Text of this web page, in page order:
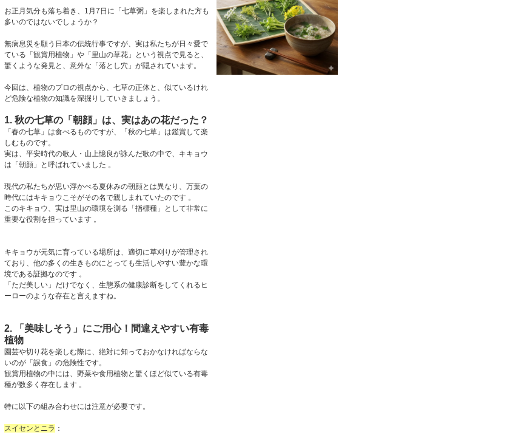
お正月気分も落ち着き、1月7日に「七草粥」を楽しまれた方も
多いのではないでしょうか？
無病息災を願う日本の伝統行事ですが、実は私たちが日々愛で
ている「観賞用植物」や「里山の草花」という視点で見ると、
驚くような発見と、意外な「落とし穴」が隠されています。
今回は、植物のプロの視点から、七草の正体と、似ているけれ
ど危険な植物の知識を深掘りしていきましょう。
1. 秋の七草の「朝顔」は、実はあの花だった？
「春の七草」は食べるものですが、「秋の七草」は鑑賞して楽
しむものです。
実は、平安時代の歌人・山上憶良が詠んだ歌の中で、キキョウ
は「朝顔」と呼ばれていました 。
現代の私たちが思い浮かべる夏休みの朝顔とは異なり、万葉の
時代にはキキョウこそがその名で親しまれていたのです 。
このキキョウ、実は里山の環境を測る「指標種」として非常に
重要な役割を担っています 。
キキョウが元気に育っている場所は、適切に草刈りが管理され
ており、他の多くの生きものにとっても生活しやすい豊かな環
境である証拠なのです 。
「ただ美しい」だけでなく、生態系の健康診断をしてくれるヒ
ーローのような存在と言えますね。
2. 「美味しそう」にご用心！間違えやすい有毒
植物
園芸や切り花を楽しむ際に、絶対に知っておかなければならな
いのが「誤食」の危険性です。
観賞用植物の中には、野菜や食用植物と驚くほど似ている有毒
種が数多く存在します 。
特に以下の組み合わせには注意が必要です。
スイセンとニラ ：